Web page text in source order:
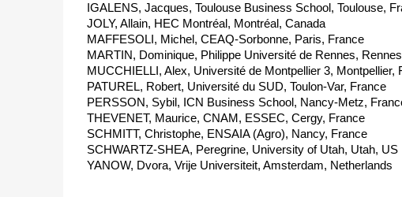
IGALENS, Jacques, Toulouse Business School, Toulouse,
JOLY, Allain, HEC Montréal, Montréal, Canada
MAFFESOLI, Michel, CEAQ-Sorbonne, Paris, France
MARTIN, Dominique, Philippe Université de Rennes,
MUCCHIELLI, Alex, Université de Montpellier 3, Montpellier,
PATUREL, Robert, Université du SUD, Toulon-Var, France
PERSSON, Sybil, ICN Business School, Nancy-Metz,
THEVENET, Maurice, CNAM, ESSEC, Cergy, France
SCHMITT, Christophe, ENSAIA (Agro), Nancy, France
SCHWARTZ-SHEA, Peregrine, University of Utah, Utah, US
YANOW, Dvora, Vrije Universiteit, Amsterdam, Netherlands